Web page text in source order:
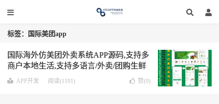
标签：国际美团app
国际海外仿美团外卖系统APP源码,支持多
商户本地生活,支持多语言/外卖/团购生鲜
买菜/电商买药/快递配送
WEB+APP 包含
用户APP 商家APP 配送APP
APP开发 阅读(1191) 赞(0)